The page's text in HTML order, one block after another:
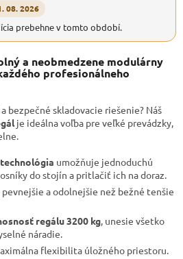
08. 2026
prebehne v tomto období.
a neobmedzene modulárny
profesionálneho
bezpečné skladovacie riešenie? Náš
je ideálna voľba pre veľké prevádzky,
umožňuje jednoduchú
do stojín a pritlačiť ich na doraz.
, pevnejšie a odolnejšie než bežné tenšie
regálu 3200 kg , unesie všetko
náradie.
flexibilita úložného priestoru.